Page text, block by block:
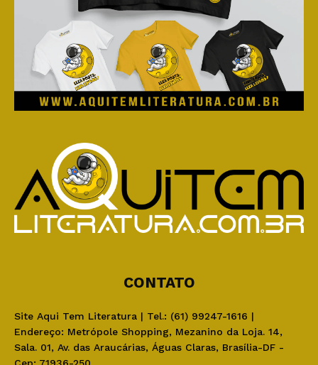
CONTATO
Site Aqui Tem Literatura | Tel.: (61) 99247-1616 |
Endereço: Metrópole Shopping, Mezanino da Loja. 14,
Sala. 01, Av. das Araucárias, Águas Claras, Brasília-DF -
Cep: 71936-250